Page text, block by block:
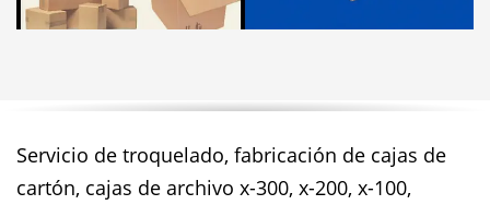
Servicio de troquelado, fabricación de cajas de
cartón, cajas de archivo x-300, x-200, x-100,